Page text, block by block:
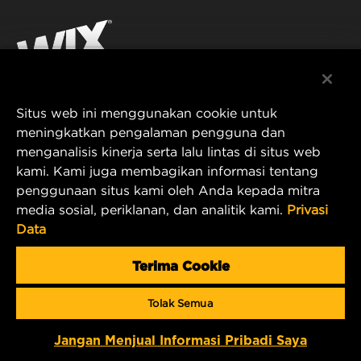
PRODUK UNTUK BALAP
KONTAK
PRIVASI DATA
PEMBERITAHUAN LEGAL
TERBITAN
Instagram
PT MANN AND HUMMEL Filtration Indonesia
Puri Indah Financial Tower, Unit 107
Jl. Puri Lingkar Dalam, RT01/RW02
Kembangan Selatan
Kecamatan Kembangan
West Jakarta 11610, Indonesia
wix_filters_asia@mann-hummel.com
Copyright 2024 MANN+HUMMEL. All rights reserved.
Situs web ini menggunakan cookie untuk
meningkatkan pengalaman pengguna dan
menganalisis kinerja serta lalu lintas di situs web
kami. Kami juga membagikan informasi tentang
penggunaan situs kami oleh Anda kepada mitra
media sosial, periklanan, dan analitik kami. Privasi
Data
Terima Cookie
Tolak Semua
Jangan Menjual Informasi Pribadi Saya